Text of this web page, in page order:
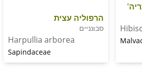
הרפוליה עצית
סבונניים
Harpullia arborea
Sapindaceae